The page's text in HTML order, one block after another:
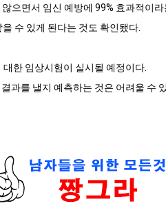
으면서 임신 예방에 99% 효과적이
수 있게 된다는 것도 확인됐다.
한 임상시험이 실시될 예정이다.
과를 낼지 예측하는 것은 어려울 수